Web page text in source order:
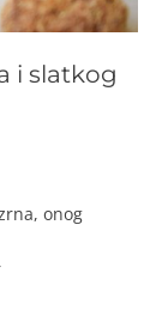
i slatkog
onog